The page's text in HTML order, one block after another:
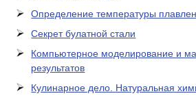
Определение температуры
Секрет булатной стали
Компьютерное моделирование и
результатов
Кулинарное дело. Натуральная